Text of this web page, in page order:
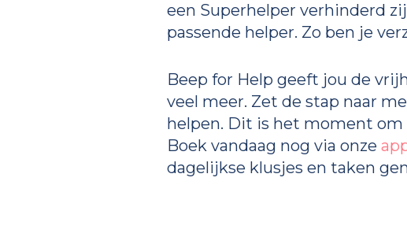
een Superhelper verhinderd
passende helper. Zo ben je
Beep for Help geeft jou de
veel meer. Zet de stap naar
helpen. Dit is het moment
Boek vandaag nog via onze
dagelijkse klusjes en taken